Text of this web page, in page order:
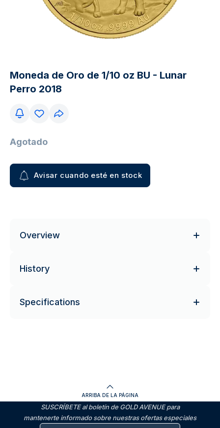
Moneda de Oro de 1/10 oz BU - Lunar
Perro 2018
Agotado
Avisar cuando esté en stock
Overview
History
Specifications
ARRIBA DE LA PÁGINA
SUSCRÍBETE al boletín de GOLD AVENUE para
mantenerte informado sobre nuestras ofertas especiales